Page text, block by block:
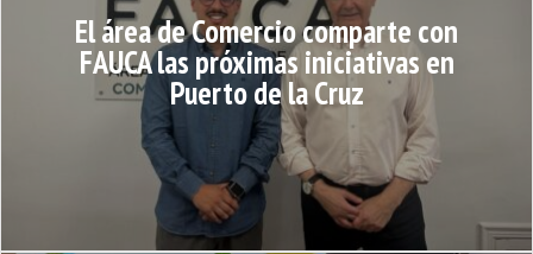
El área de Comercio comparte con
FAUCA las próximas iniciativas en
Puerto de la Cruz